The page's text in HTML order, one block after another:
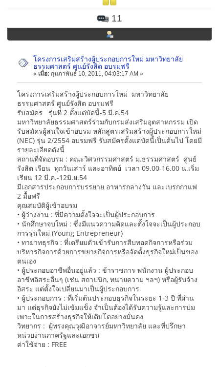
11
โครงการเสริมสร้างผู้ประกอบการใหม่ มหาวิทยาลัย
ธรรมศาสตร์ ศูนย์รังสิต อบรมฟรี
« เมื่อ: กุมภาพันธ์ 10, 2011, 04:03:17 AM »
โครงการเสริมสร้างผู้ประกอบการใหม่ มหาวิทยาลัย
ธรรมศาสตร์ ศูนย์รังสิต อบรมฟรี
รับสมัคร รุ่นที่ 2 ตั้งแต่บัดนี้-5 มี.ค.54
มหาวิทยาลัยธรรมศาสตร์ร่วมกับกรมส่งเสริมอุตสาหกรรม เปิด
รับสมัครผู้สนใจเข้าอบรม หลักสูตรเสริมสร้างผู้ประกอบการใหม่
(NEC) รุ่น 2/2554 อบรมฟรี รับสมัครตั้งแต่บัดนี้เป็นต้นไป โดยมี
รายละเอียดดังนี้
สถานที่จัดอบรม : คณะวิศวกรรมศาสตร์ ม.ธรรมศาสตร์ ศูนย์
รังสิต เรียน ทุกวันเสาร์ และอาทิตย์ เวลา 09.00-16.00 น.เริ่ม
เรียน 12 มี.ค.-12มิ.ย.54
มีเอกสารประกอบการบรรยาย อาหารกลางวัน และเบรกกาแฟ
2 มื้อฟรี
คุณสมบัติผู้เข้าอบรม
• ผู้ว่างงาน : ที่มีความตั้งใจจะเป็นผู้ประกอบการ
• นักศึกษาจบใหม่ : ซึ่งมีแนวความคิดและตั้งใจจะเป็นผู้ประกอบ
การรุ่นใหม่ (Young Entrepreneur)
• ทายาทธุรกิจ : ที่เตรียมตัวเข้ารับการสืบทอดกิจการหรือร่วม
บริหารกิจการด้วยการขยายกิจการหรือจัดตั้งธุรกิจใหม่เป็นของ
ตนเอง
• ผู้ประกอบอาชีพอื่นอยู่แล้ว : ข้าราชการ พนักงาน ผู้ประกอบ
อาชีพอิสระอื่นๆ (เช่น สถาปนิก, ทนายความ ฯลฯ) หรือผู้รับจ้าง
อิสระ แต่ตั้งใจเปลี่ยนมาเป็นผู้ประกอบการ
• ผู้ประกอบการ : ที่เริ่มต้นประกอบธุรกิจในระยะ 1-3 ปี ที่ผ่าน
มา แต่ธุรกิจยังไม่เข้มแข็ง จำเป็นต้องได้รับความรู้และการบ่ม
เพาะในการสร้างธุรกิจให้เติบโตอย่างมั่นคง
วิทยากร : ผู้ทรงคุณวุฒิอาจารย์มหาวิทยาลัย และที่ปรึกษา
หน่วยงานภาครัฐและเอกชน
ค่าใช้จ่าย : FREE